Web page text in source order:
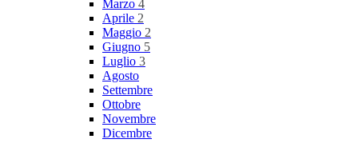
Marzo 4
Aprile 2
Maggio 2
Giugno 5
Luglio 3
Agosto
Settembre
Ottobre
Novembre
Dicembre